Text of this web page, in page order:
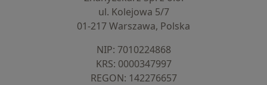
ul. Kolejowa 5/7
01-217 Warszawa, Polska
NIP: ⁠7010224868
KRS: ⁠0000347997
REGON: ⁠142276657